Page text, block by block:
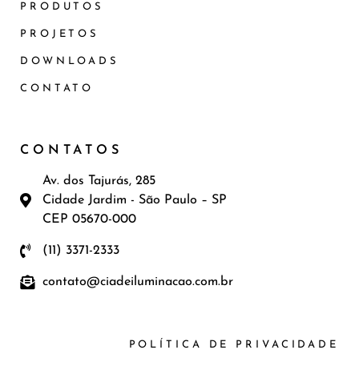
PRODUTOS
PROJETOS
DOWNLOADS
CONTATO
CONTATOS
Av. dos Tajurás, 285
Cidade Jardim - São Paulo – SP
CEP 05670-000
(11) 3371-2333
contato@ciadeiluminacao.com.br
POLÍTICA DE PRIVACIDADE